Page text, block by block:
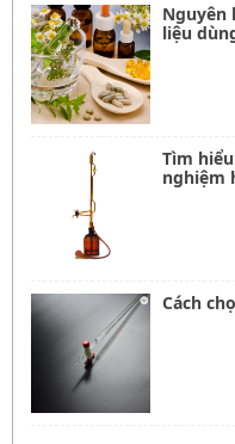
Nguyên
liệu
Tìm
nghiệm
Cách